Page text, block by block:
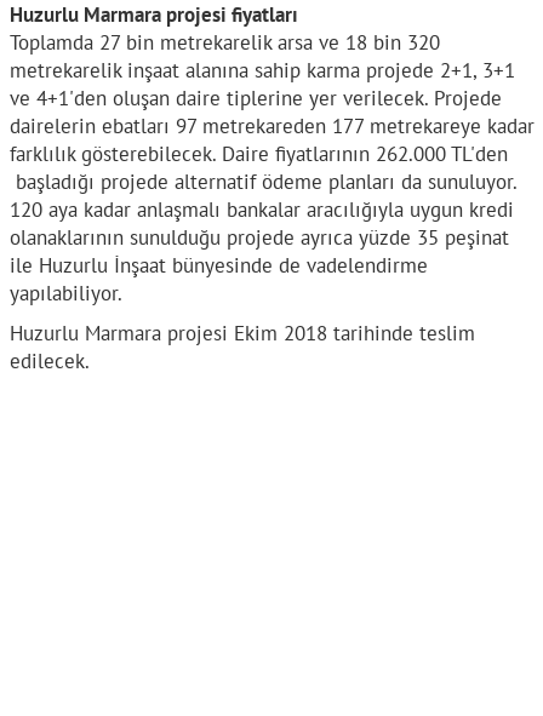
Huzurlu Marmara projesi fiyatları
Toplamda 27 bin metrekarelik arsa ve 18 bin 320
metrekarelik inşaat alanına sahip karma projede 2+1, 3+1
ve 4+1'den oluşan daire tiplerine yer verilecek. Projede
dairelerin ebatları 97 metrekareden 177 metrekareye kadar
farklılık gösterebilecek. Daire fiyatlarının 262.000 TL'den
başladığı projede alternatif ödeme planları da sunuluyor.
120 aya kadar anlaşmalı bankalar aracılığıyla uygun kredi
olanaklarının sunulduğu projede ayrıca yüzde 35 peşinat
ile Huzurlu İnşaat bünyesinde de vadelendirme
yapılabiliyor.
Huzurlu Marmara projesi Ekim 2018 tarihinde teslim
edilecek.